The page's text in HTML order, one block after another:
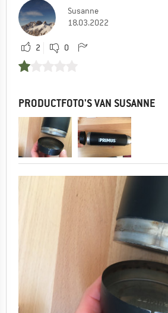
Susanne
18.03.2022
2 0
PRODUCTFOTO'S VAN SUSANNE